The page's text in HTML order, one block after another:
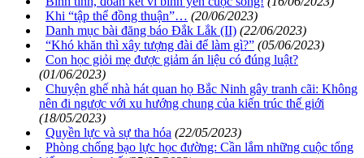
Khi “tập thể đồng thuận”… (20/06/2023)
Danh mục bài đăng báo Đắk Lắk (II) (22/06/2023)
“Khó khăn thì xây tượng đài để làm gì?” (05/06/2023)
Con học giỏi mẹ được giảm án liệu có đúng luật?
(01/06/2023)
Chuyện ghế nhà hát quan họ Bắc Ninh gây tranh cãi: Không
nên đi ngược với xu hướng chung của kiến trúc thế giới
(18/05/2023)
Quyền lực và sự tha hóa (22/05/2023)
Phòng chống bạo lực học đường: Cần lắm những cuộc tổng